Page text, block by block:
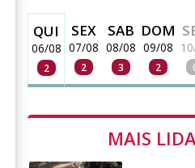
QUI
06/08
2
SEX
07/08
2
SAB
08/08
3
DOM
09/08
2
MAIS